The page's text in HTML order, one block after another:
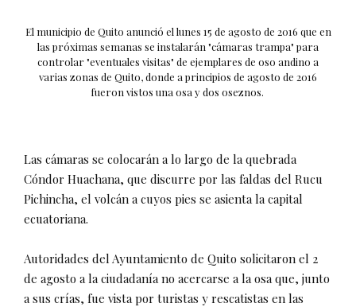
El municipio de Quito anunció el lunes 15 de agosto de 2016 que en
las próximas semanas se instalarán "cámaras trampa" para
controlar "eventuales visitas" de ejemplares de oso andino a
varias zonas de Quito, donde a principios de agosto de 2016
fueron vistos una osa y dos oseznos.
Las cámaras se colocarán a lo largo de la quebrada
Cóndor Huachana, que discurre por las faldas del Rucu
Pichincha, el volcán a cuyos pies se asienta la capital
ecuatoriana.
Autoridades del Ayuntamiento de Quito solicitaron el 2
de agosto a la ciudadanía no acercarse a la osa que, junto
a sus crías, fue vista por turistas y rescatistas en las